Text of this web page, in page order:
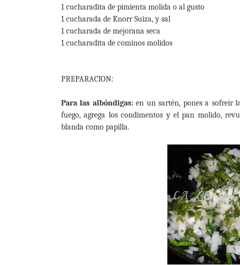
1 cucharadita de pimienta molida o al gusto
1 cucharada de Knorr Suiza, y sal
1 cucharada de mejorana seca
1 cucharadita de cominos molidos
PREPARACION:
Para las albóndigas:en un sartén, pones a sofreír
fuego, agrega los condimentos y el pan molido,
blanda como papilla.